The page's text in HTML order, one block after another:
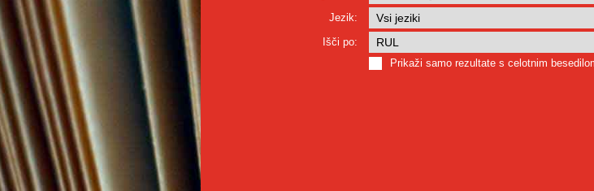
Jezik:
Išči po:
Prikaži samo rezultate s celotnim